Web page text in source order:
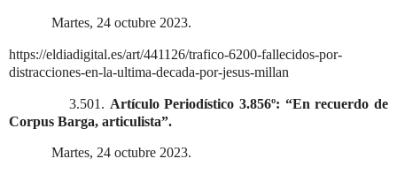
Martes, 24 octubre 2023.
https://eldiadigital.es/art/441126/trafico-6200-fallecidos-por-
distracciones-en-la-ultima-decada-por-jesus-millan
3.501. Artículo Periodístico 3.856º: “En recuerdo de
Corpus Barga, articulista”.
Martes, 24 octubre 2023.